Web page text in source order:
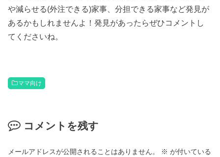
や減らせる(外注できる)家事、分担できる家事など発見が
あるかもしれませんよ！発見があったらぜひコメントし
てくださいね。
ママ向け
コメントを残す
メールアドレスが公開されることはありません。 ※ が付いている